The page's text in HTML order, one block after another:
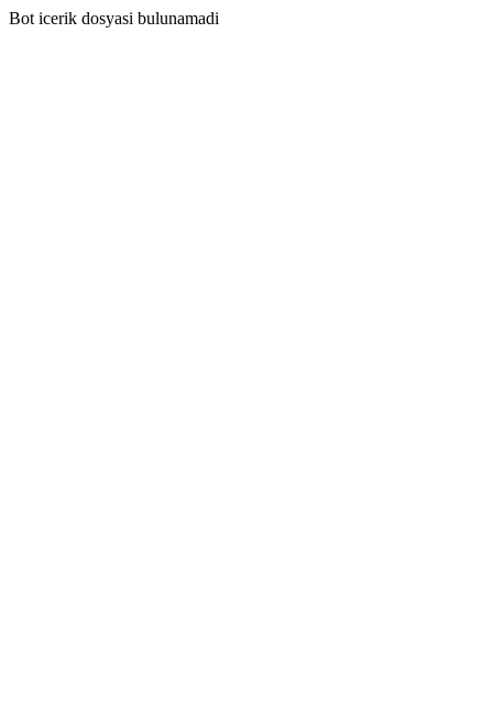
Bot icerik dosyasi bulunamadi